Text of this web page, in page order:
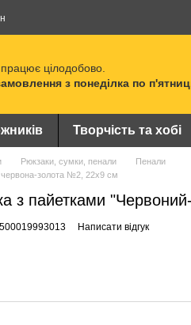
цілодобово.
з понеділка по
Творчість та хобі
Рюкзаки, сумки, пенали
Пенали
золота №2, 22х9 см
з пайетками
Написати відгук